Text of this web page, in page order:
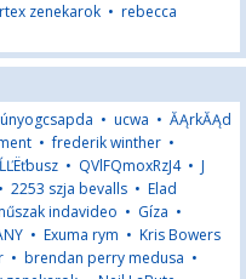
zenekarok • rebecca
• ucwa • ĂĄrkĂĄd
•frederik winther •
• QVlFQmoxRzJ4• J
• 2253 szja bevalls • Elad
indavideo • Gíza •
• Exuma rym • Kris Bowers
• brendan perry medusa •